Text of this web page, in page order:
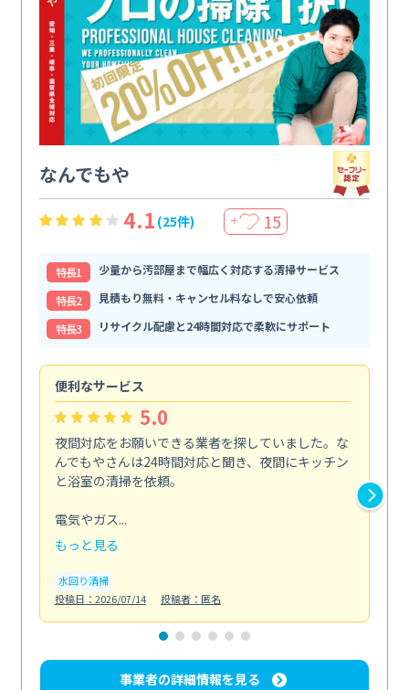
なんでもや
4.1 (25件) ＋ 15
特⻑1
少量から汚部屋まで幅広く対応する清掃サービス
特⻑2
見積もり無料・キャンセル料なしで安心依頼
特⻑3
リサイクル配慮と24時間対応で柔軟にサポート
便利なサービス
5.0
夜間対応をお願いできる業者を探していました。な
んでもやさんは24時間対応と聞き、夜間にキッチン
と浴室の清掃を依頼。
電気やガス...
もっと見る
水回り清掃
投稿日：2026/07/14
投稿者：匿名
事業者の詳細情報を見る